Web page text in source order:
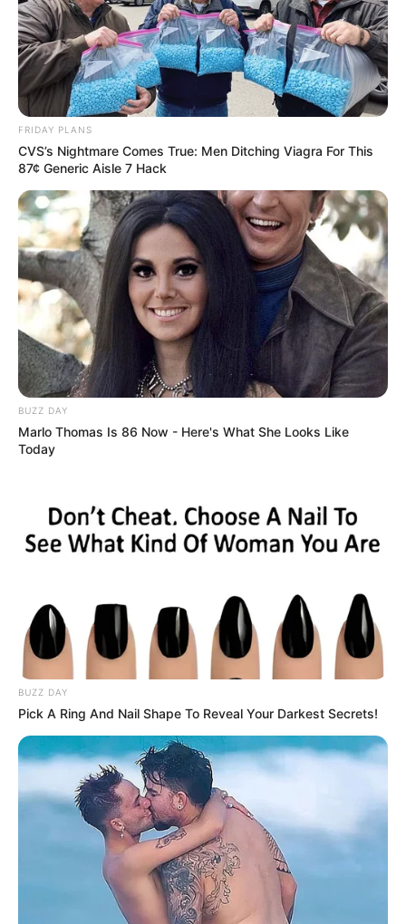
FRIDAY PLANS
CVS’s Nightmare Comes True: Men Ditching Viagra For This
87¢ Generic Aisle 7 Hack
BUZZ DAY
Marlo Thomas Is 86 Now - Here's What She Looks Like
Today
BUZZ DAY
Pick A Ring And Nail Shape To Reveal Your Darkest Secrets!